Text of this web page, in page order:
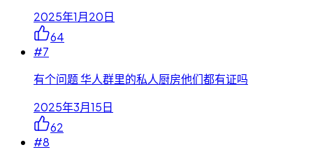
2025年1月20日
64
#7
有个问题 华人群里的私人厨房他们都有证吗
2025年3月15日
62
#8